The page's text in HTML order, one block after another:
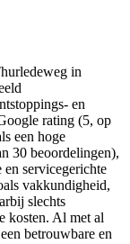
in
en
rating (5, op
een hoge
30 beoordelingen),
servicegerichte
vakkundigheid,
slechts
kosten. Al met al
betrouwbare en